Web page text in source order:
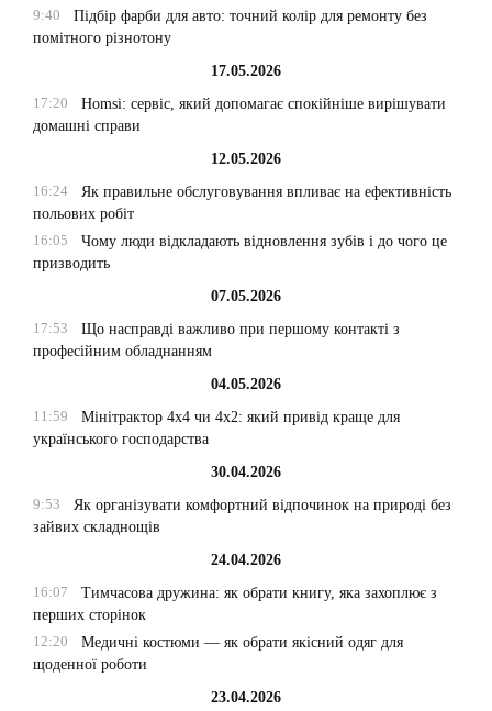
9:40
Підбір фарби для авто: точний колір для ремонту без
помітного різнотону
17.05.2026
17:20
Homsi: сервіс, який допомагає спокійніше вирішувати
домашні справи
12.05.2026
16:24
Як правильне обслуговування впливає на ефективність
польових робіт
16:05
Чому люди відкладають відновлення зубів і до чого це
призводить
07.05.2026
17:53
Що насправді важливо при першому контакті з
професійним обладнанням
04.05.2026
11:59
Мінітрактор 4х4 чи 4х2: який привід краще для
українського господарства
30.04.2026
9:53
Як організувати комфортний відпочинок на природі без
зайвих складнощів
24.04.2026
16:07
Тимчасова дружина: як обрати книгу, яка захоплює з
перших сторінок
12:20
Медичні костюми — як обрати якісний одяг для
щоденної роботи
23.04.2026